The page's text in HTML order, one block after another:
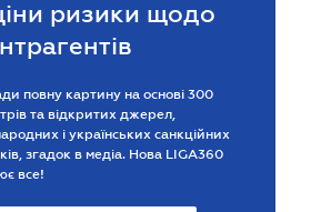
ризики щодо
повну картину на основі 300
та відкритих джерел,
і українських санкційних
згадок в медіа. Нова LIGA360
все!